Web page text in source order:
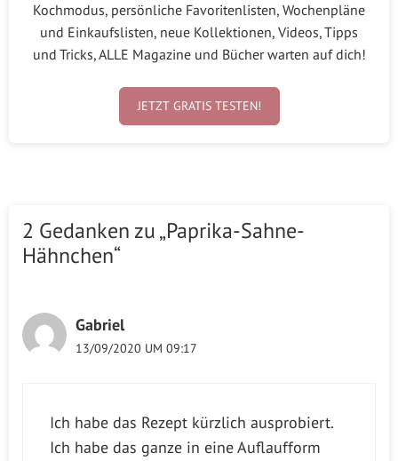
Kochmodus, persönliche Favoritenlisten, Wochenpläne
und Einkaufslisten, neue Kollektionen, Videos, Tipps
und Tricks, ALLE Magazine und Bücher warten auf dich!
JETZT GRATIS TESTEN!
2 Gedanken zu „Paprika-Sahne-
Hähnchen“
Gabriel
13/09/2020 UM 09:17
Ich habe das Rezept kürzlich ausprobiert.
Ich habe das ganze in eine Auflaufform